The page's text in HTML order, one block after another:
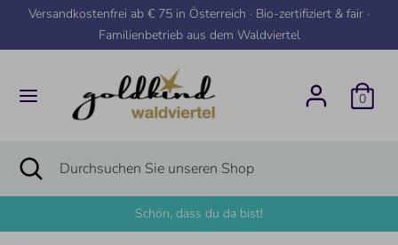
Direkt
Inhalt
Versandkostenfrei ab € 75 in Österreich · Bio-zertifiziert & fair ·
Familienbetrieb aus dem Waldviertel
0
Durchsuchen
unseren
Suchen Durchsuchen
unseren
Suche
schließen
Schön, dass du da bist!